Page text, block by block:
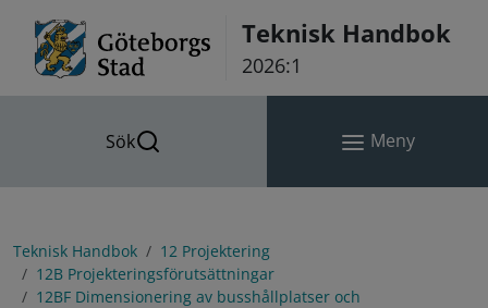
Teknisk Handbok
2026:1
Sök Meny
Teknisk Handbok
12 Projektering
12B Projekteringsförutsättningar
12BF Dimensionering av busshållplatser och